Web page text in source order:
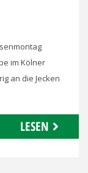
im Kölner
an die Jecken
LESEN